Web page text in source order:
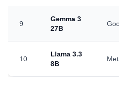
9
Gemma 3
27B
10
Llama 3.3
8B